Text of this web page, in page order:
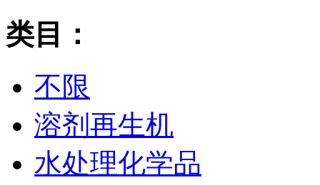
类目：
不限
溶剂再生机
水处理化学品